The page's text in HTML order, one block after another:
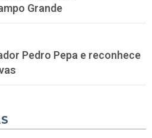
Grande
Pedro Pepa e reconhece